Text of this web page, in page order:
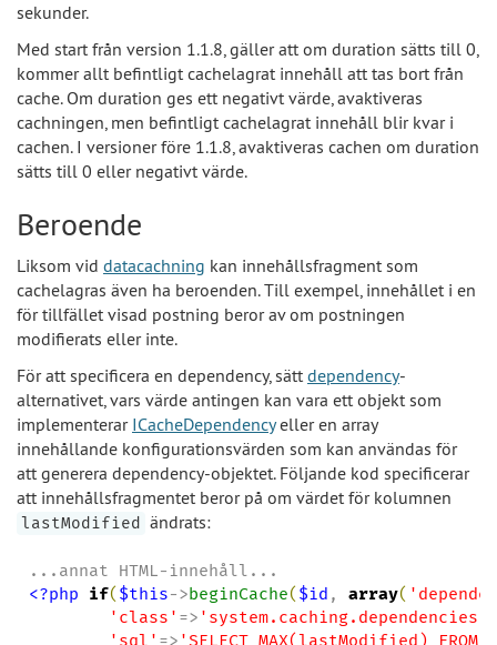
sekunder.
Med start från version 1.1.8, gäller att om duration sätts till 0,
kommer allt befintligt cachelagrat innehåll att tas bort från
cache. Om duration ges ett negativt värde, avaktiveras
cachningen, men befintligt cachelagrat innehåll blir kvar i
cachen. I versioner före 1.1.8, avaktiveras cachen om duration
sätts till 0 eller negativt värde.
Beroende
Liksom vid datacachning kan innehållsfragment som
cachelagras även ha beroenden. Till exempel, innehållet i en
för tillfället visad postning beror av om postningen
modifierats eller inte.
För att specificera en dependency, sätt dependency-
alternativet, vars värde antingen kan vara ett objekt som
implementerar ICacheDependencyeller en array
innehållande konfigurationsvärden som kan användas för
att generera dependency-objektet. Följande kod specificerar
att innehållsfragmentet beror på om värdet för kolumnen
lastModified ändrats:
<?php
if($this->beginCache($id , array( '
' class ' => '
' sql ' => 'SELECT MAX(lastModified) FROM